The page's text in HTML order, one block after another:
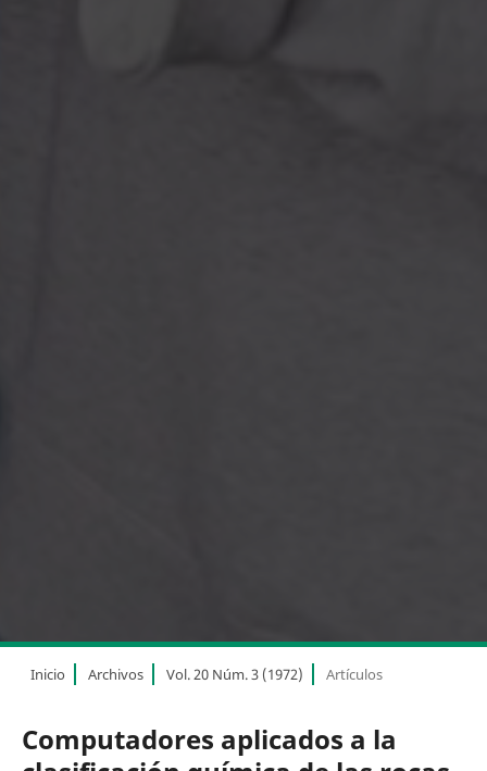
Inicio Archivos Vol. 20 Núm. 3 (1972) Artículos
Computadores aplicados a la